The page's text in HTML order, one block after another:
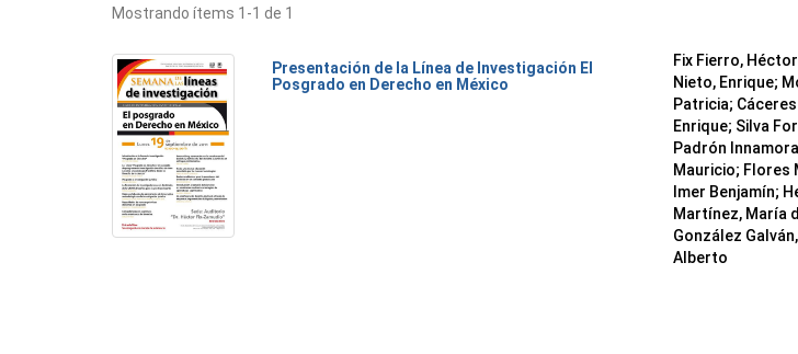
Mostrando ítems 1-1 de 1
Presentación de la Línea de Investigación El
Posgrado en Derecho en México
Fix Fierro, Héctor
Nieto, Enrique;
Patricia;
Enrique; Silva
Padrón
Mauricio; Flores
Imer Benjamín;
Martínez, María
González
Alberto